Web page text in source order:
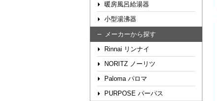
暖房風呂給湯器
小型湯沸器
メーカーから探す
Rinnai リンナイ
NORITZ ノーリツ
Paloma パロマ
PURPOSE パーパス